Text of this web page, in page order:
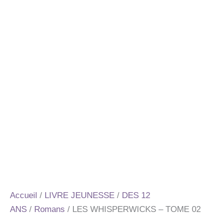
Accueil / LIVRE JEUNESSE / DES 12
ANS / Romans / LES WHISPERWICKS – TOME 02